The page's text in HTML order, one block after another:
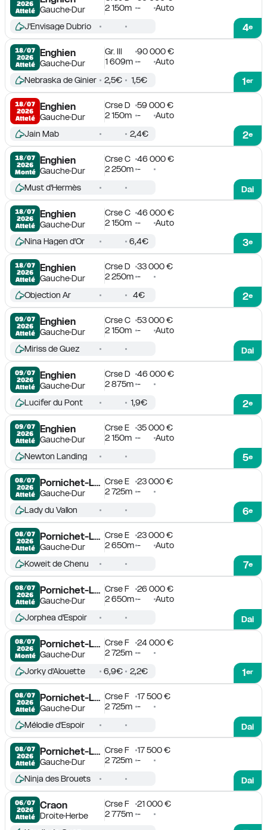
2026
Attelé
GaucheDur
2 150m - Auto
4e
J'Envisage Dubrio
18/07
2026
Attelé
Enghien
GaucheDur
Gr. III
90 000 €
1 609m - Auto
1er
Nebraska de Ginier 2,5€ 1,5€
18/07
2026
Attelé
Enghien
GaucheDur
Crse D
59 000 €
2 150m - Auto
2e
Jain Mab 2,4€
18/07
2026
Monté
Enghien
GaucheDur
Crse C
46 000 €
2 250m -
Dai
Must d'Hermès
18/07
2026
Attelé
Enghien
GaucheDur
Crse C
46 000 €
2 150m - Auto
3e
Nina Hagen d'Or 6,4€
18/07
2026
Attelé
Enghien
GaucheDur
Crse D
33 000 €
2 250m -
2e
Objection Ar 4€
09/07
2026
Attelé
Enghien
GaucheDur
Crse C
53 000 €
2 150m -
Auto
Dai
Miriss de Guez
09/07
2026
Attelé
Enghien
GaucheDur
Crse D
46 000 €
2 875m -
2e
Lucifer du Pont 1,9€
09/07
2026
Attelé
Enghien
GaucheDur
Crse E
35 000 €
2 150m - Auto
5e
Newton Landing
08/07
2026
Attelé
Pornichet-La Baule
GaucheDur
Crse E
23 000 €
2 725m -
6e
Lady du Vallon
08/07
2026
Attelé
Pornichet-La Baule
GaucheDur
Crse E
23 000 €
2 650m - Auto
7e
Koweit de Chenu
08/07
2026
Attelé
Pornichet-La Baule
GaucheDur
Crse F
26 000 €
2 650m -
Auto
Dai
Jorphea d'Espoir
08/07
2026
Monté
Pornichet-La Baule
GaucheDur
Crse F
24 000 €
2 725m -
1er
Jorky d'Alouette 6,9€ 2,2€
08/07
2026
Attelé
Pornichet-La Baule
GaucheDur
Crse F
17 500 €
2 725m -
Dai
Mélodie d'Espoir
08/07
2026
Attelé
Pornichet-La Baule
GaucheDur
Crse F
17 500 €
2 725m -
Dai
Ninja des Brouets
06/07
2026
Attelé
Craon
DroiteHerbe
Crse F
21 000 €
2 775m -